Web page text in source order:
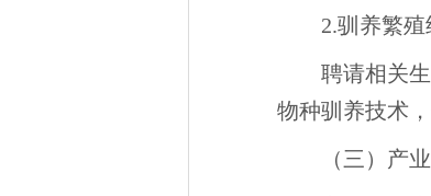
2.驯养繁
聘请相关
物种驯养技术
（三）产